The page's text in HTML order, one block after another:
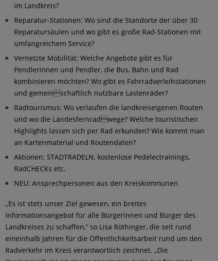
im Landkreis?
Reparatur-Stationen: Wo sind die Standorte der über 30
Reparatursäulen und wo gibt es große Rad-Stationen mit
umfangreichem Service?
Vernetzte Mobilität: Welche Angebote gibt es für
Pendlerinnen und Pendler, die Bus, Bahn und Rad
kombinieren möchten? Wo gibt es Fahrradverleihstationen
und gemeinschaftlich nutzbare Lastenräder?
Radtourismus: Wo verlaufen die landkreiseigenen Routen
und wo die Landesfernradwege? Welche touristischen
Highlights lassen sich per Rad erkunden? Wie kommt man
an Kartenmaterial und Routendaten?
Aktionen: STADTRADELN, kostenlose Pedelectrainings,
RadCHECKs etc.
NEU: Ansprechpersonen aus den Kreiskommunen
„Es ist stets unser Ziel gewesen, ein breites
Informationsangebot für alle Bürgerinnen und Bürger des
Landkreises zu schaffen,“ so Lisa Röthinger, die seit rund
eineinhalb Jahren für die Öffentlichkeitsarbeit rund um den
Radverkehr im Kreis verantwortlich zeichnet. „Die